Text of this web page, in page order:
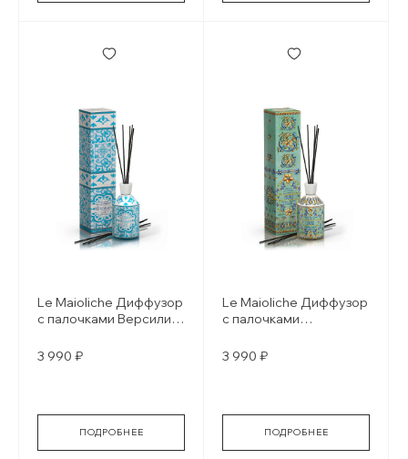
Le Maioliche Диффузор
с палочками Версилия
3 990 ₽
ПОДРОБНЕЕ
Le Maioliche Диффузор
с палочками
of capri
3 990 ₽
ПОДРОБНЕЕ